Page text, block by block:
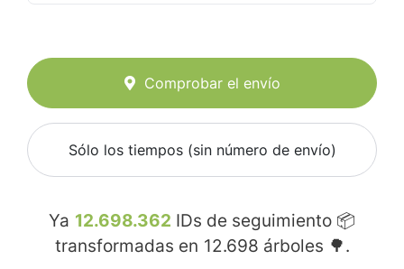
Comprobar el envío
Sólo los tiempos (sin número de envío)
Ya 12.698.362 IDs de seguimiento 📦
transformadas en 12.698 árboles 🌳.